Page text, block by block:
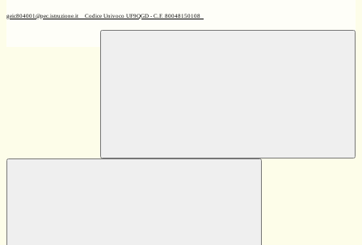
geic804001@pec.istruzione.it Codice Univoco UF9QGD - C.F. 80048150108